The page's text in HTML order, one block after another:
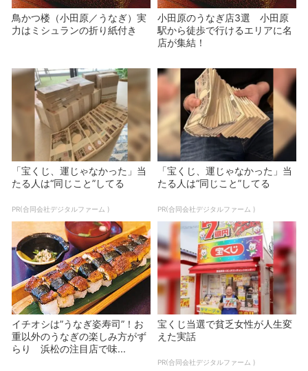
鳥かつ楼（小田原／うなぎ）実
力はミシュランの折り紙付き
小田原のうなぎ店3選 小田原
駅から徒歩で行けるエリアに名
店が集結！
「宝くじ、運じゃなかった」当
たる人は“同じこと”してる
PR(合同会社デジタルファーム )
「宝くじ、運じゃなかった」当
たる人は“同じこと”してる
PR(合同会社デジタルファーム )
イチオシは”うなぎ姿寿司”！お
重以外のうなぎの楽しみ方がず
らり 浜松の注目店で味...
宝くじ当選で貧乏女性が人生変
えた実話
PR(合同会社デジタルファーム )